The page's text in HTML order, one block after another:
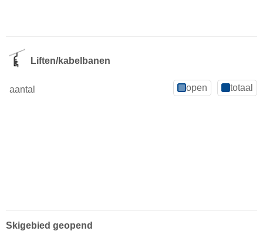
Liften/kabelbanen
aantal open totaal
Skigebied geopend